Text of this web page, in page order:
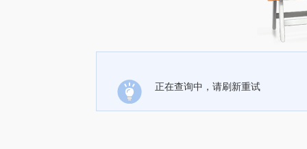
正在查询中，请刷新重试